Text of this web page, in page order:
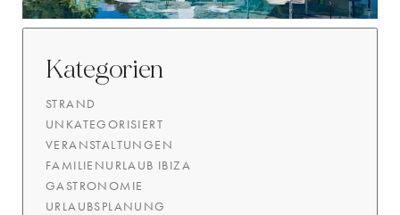
Kategorien
STRAND
UNKATEGORISIERT
VERANSTALTUNGEN
FAMILIENURLAUB IBIZA
GASTRONOMIE
URLAUBSPLANUNG